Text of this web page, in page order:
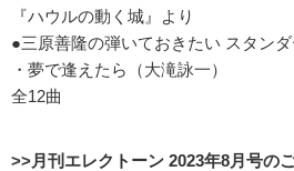
『ハウルの動く城』より
●三原善隆の弾いておきたい スタン
・夢で逢えたら（大滝詠一）
全12曲
>>月刊エレクトーン 2023年8月号の